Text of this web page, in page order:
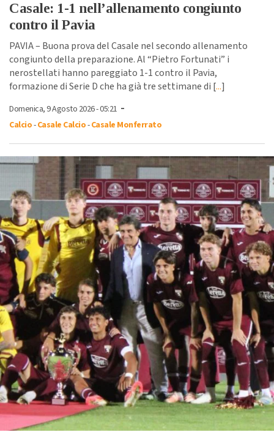
Casale: 1-1 nell’allenamento congiunto
contro il Pavia
PAVIA – Buona prova del Casale nel secondo allenamento
congiunto della preparazione. Al “Pietro Fortunati” i
nerostellati hanno pareggiato 1-1 contro il Pavia,
formazione di Serie D che ha già tre settimane di [...]
Domenica, 9 Agosto 2026 - 05:21 -
Calcio-Casale Calcio-Casale Monferrato